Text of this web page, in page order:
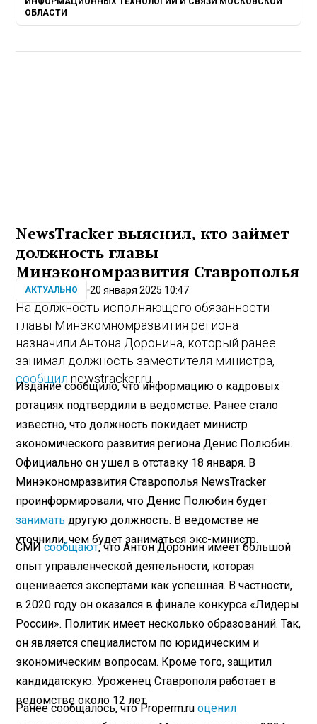
ОБЛАСТИ
NewsTracker выяснил, кто займет
должность главы
Минэкономразвития Ставрополья
АКТУАЛЬНО 20 января 2025 10:47
На должность исполняющего обязанности
главы Минэкомномразвития региона
назначили Антона Доронина, который ранее
занимал должность заместителя министра,
сообщил newstracker.ru.
Издание сообщило, что информацию о кадровых
ротациях подтвердили в ведомстве. Ранее стало
известно, что должность покидает министр
экономического развития региона Денис Полюбин.
Официально он ушел в отставку 18 января. В
Минэкономразвития Ставрополья NewsTracker
проинформировали, что Денис Полюбин будет
занимать другую должность. В ведомстве не
уточнили, чем будет заниматься экс-министр.
СМИсообщают, что Антон Доронин имеет большой
опыт управленческой деятельности, которая
оценивается экспертами как успешная. В частности,
в 2020 году он оказался в финале конкурса «Лидеры
России». Политик имеет несколько образований. Так,
он является специалистом по юридическим и
экономическим вопросам. Кроме того, защитил
кандидатскую. Уроженец Ставрополя работает в
ведомстве около 12 лет.
Ранее сообщалось, что Properm.ruоценил